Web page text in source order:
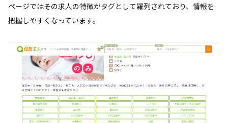
ページではその求人の特徴がタグとして羅列されており、情報を
把握しやすくなっています。